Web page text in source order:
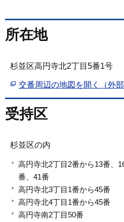
所在地
杉並区高円寺北2丁目5番1号
交番周辺の地図を開く（外部
受持区
杉並区の内
高円寺北2丁目2番から13番、
番、41番
高円寺北3丁目1番から45番
高円寺北4丁目1番から45番
高円寺南2丁目50番